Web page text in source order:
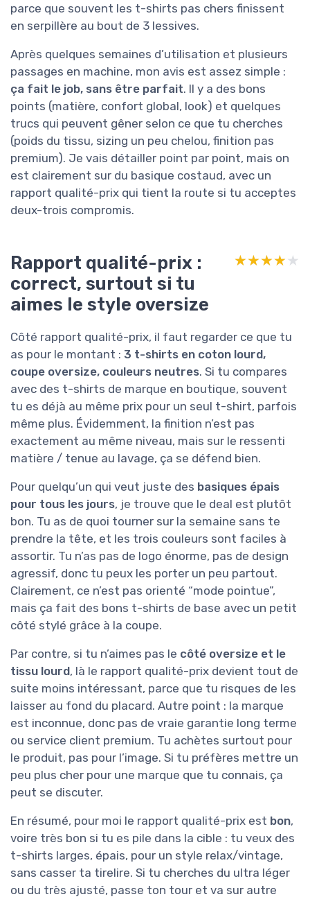
parce que souvent les t-shirts pas chers finissent
en serpillère au bout de 3 lessives.
Après quelques semaines d’utilisation et plusieurs
passages en machine, mon avis est assez simple :
ça fait le job, sans être parfait. Il y a des bons
points (matière, confort global, look) et quelques
trucs qui peuvent gêner selon ce que tu cherches
(poids du tissu, sizing un peu chelou, finition pas
premium). Je vais détailler point par point, mais on
est clairement sur du basique costaud, avec un
rapport qualité-prix qui tient la route si tu acceptes
deux-trois compromis.
Rapport qualité-prix :
correct, surtout si tu
aimes le style oversize
★★★★★
★★★★★
Côté rapport qualité-prix, il faut regarder ce que tu
as pour le montant : 3 t-shirts en coton lourd,
coupe oversize, couleurs neutres. Si tu compares
avec des t-shirts de marque en boutique, souvent
tu es déjà au même prix pour un seul t-shirt, parfois
même plus. Évidemment, la finition n’est pas
exactement au même niveau, mais sur le ressenti
matière / tenue au lavage, ça se défend bien.
Pour quelqu’un qui veut juste des basiques épais
pour tous les jours, je trouve que le deal est plutôt
bon. Tu as de quoi tourner sur la semaine sans te
prendre la tête, et les trois couleurs sont faciles à
assortir. Tu n’as pas de logo énorme, pas de design
agressif, donc tu peux les porter un peu partout.
Clairement, ce n’est pas orienté “mode pointue”,
mais ça fait des bons t-shirts de base avec un petit
côté stylé grâce à la coupe.
Par contre, si tu n’aimes pas le côté oversize et le
tissu lourd, là le rapport qualité-prix devient tout de
suite moins intéressant, parce que tu risques de les
laisser au fond du placard. Autre point : la marque
est inconnue, donc pas de vraie garantie long terme
ou service client premium. Tu achètes surtout pour
le produit, pas pour l’image. Si tu préfères mettre un
peu plus cher pour une marque que tu connais, ça
peut se discuter.
En résumé, pour moi le rapport qualité-prix est bon,
voire très bon si tu es pile dans la cible : tu veux des
t-shirts larges, épais, pour un style relax/vintage,
sans casser ta tirelire. Si tu cherches du ultra léger
ou du très ajusté, passe ton tour et va sur autre